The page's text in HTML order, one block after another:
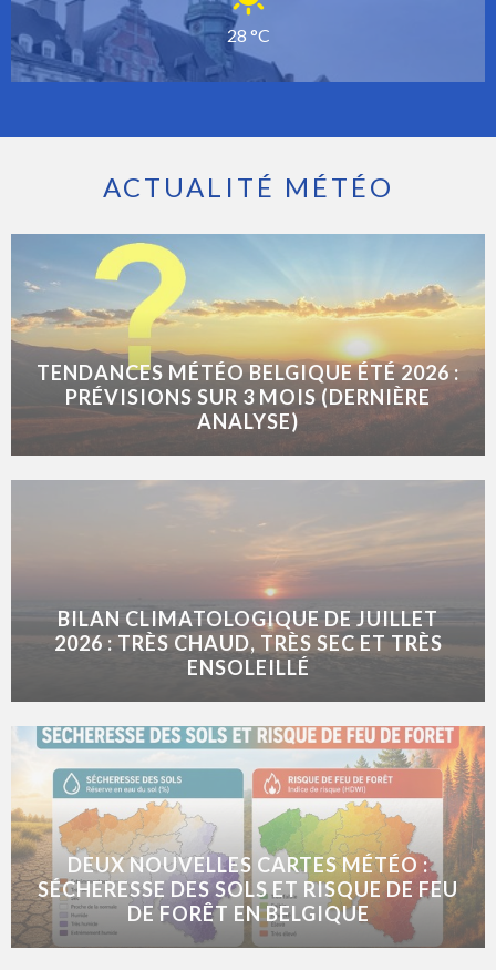
28 °C
ACTUALITÉ MÉTÉO
TENDANCES MÉTÉO BELGIQUE ÉTÉ 2026 :
PRÉVISIONS SUR 3 MOIS (DERNIÈRE
ANALYSE)
BILAN CLIMATOLOGIQUE DE JUILLET
2026 : TRÈS CHAUD, TRÈS SEC ET TRÈS
ENSOLEILLÉ
DEUX NOUVELLES CARTES MÉTÉO :
SÉCHERESSE DES SOLS ET RISQUE DE FEU
DE FORÊT EN BELGIQUE